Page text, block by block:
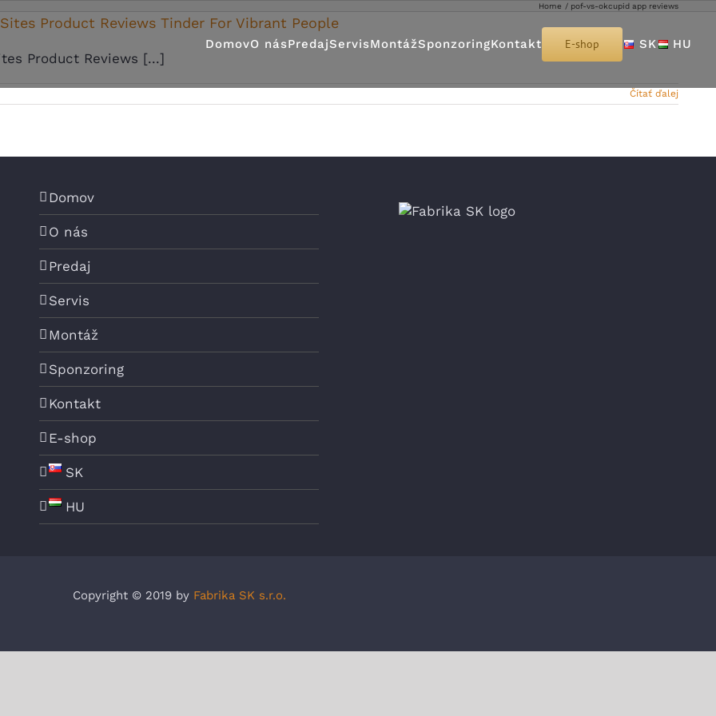
DomovO násPredajServisMontážSponzoringKontakt E-shop SK HU
Home pof-vs-okcupid app reviews
Product Reviews Tinder For Vibrant People
Product Reviews [...]
Čítať ďalej
Domov
O nás
Predaj
Servis
Montáž
Sponzoring
Kontakt
E-shop
SK
HU
Copyright © 2019 by Fabrika SK s.r.o.